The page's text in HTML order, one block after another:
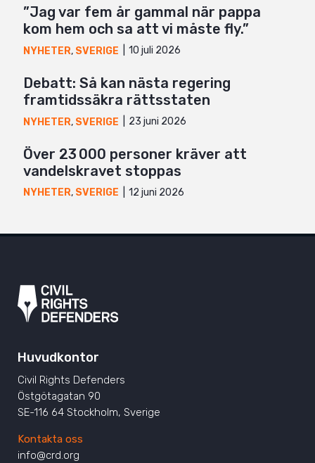
”Jag var fem år gammal när pappa
kom hem och sa att vi måste fly.”
NYHETER, SVERIGE 10 juli 2026
Debatt: Så kan nästa regering
framtidssäkra rättsstaten
NYHETER, SVERIGE 23 juni 2026
Över 23 000 personer kräver att
vandelskravet stoppas
NYHETER, SVERIGE 12 juni 2026
Huvudkontor
Civil Rights Defenders
Östgötagatan 90
SE-116 64 Stockholm, Sverige
Kontakta oss
info@crd.org